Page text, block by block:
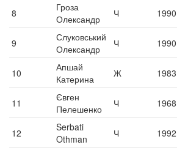
8
Гроза
Олександр
Ч 1990
9
Слуковський
Олександр
Ч 1990
10
Апшай
Катерина
Ж 1983
11
Євген
Пелешенко
Ч 1968
12
Serbati
Othman
Ч 1992